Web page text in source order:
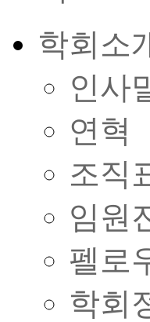
학회소
인사
연혁
조직
임원
펠로
학회